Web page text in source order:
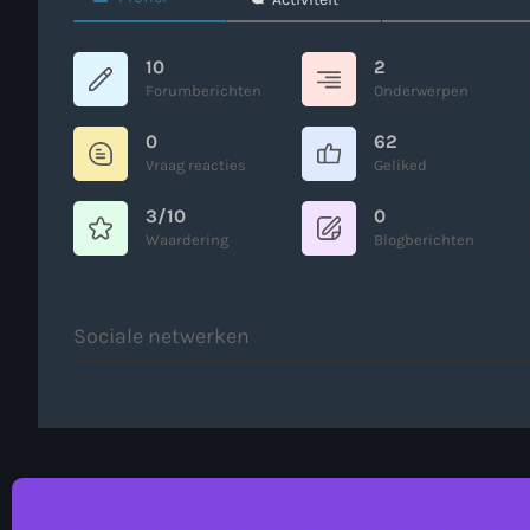
10
Forumberichten
2
Onderwerpen
0
Vraag reacties
62
Geliked
3/10
Waardering
0
Blogberichten
Sociale netwerken